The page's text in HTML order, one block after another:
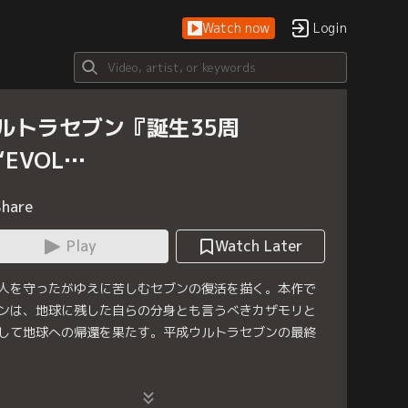
Watch now Login
トラセブン『誕生35周
Play
Watch Later
を守ったがゆえに苦しむセブンの復活を描く。本作で
は、地球に残した自らの分身とも言うべきカザモリと
て地球への帰還を果たす。平成ウルトラセブンの最終